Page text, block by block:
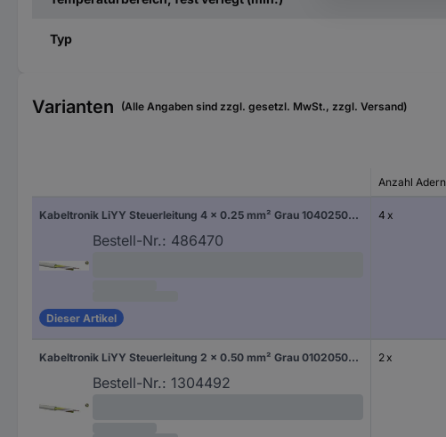
Typ
Varianten (Alle Angaben sind zzgl. gesetzl. MwSt., zzgl. Versand)
Anzahl Adern
Kabeltronik LiYY Steuerleitung 4 x 0.25 mm² Grau 10402500 Meterware
Bestell-Nr.: 486470
Dieser Artikel
4 x
Kabeltronik LiYY Steuerleitung 2 x 0.50 mm² Grau 010205000 100 m
Bestell-Nr.: 1304492
2 x